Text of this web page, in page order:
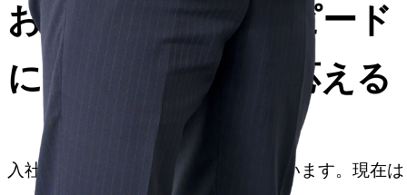
お客様の変化のスピード
に柔軟な提案力で応える
入社以来、情報電材部で営業をしています。現在は